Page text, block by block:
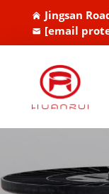
Jingsan
[email